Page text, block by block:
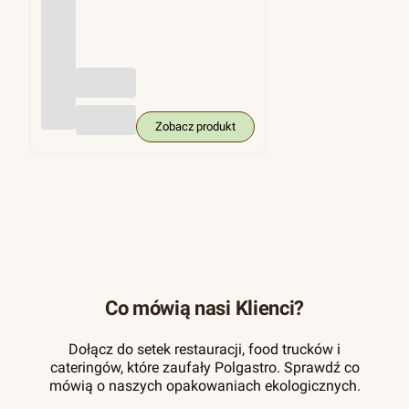
Zobacz produkt
Co mówią nasi Klienci?
Dołącz do setek restauracji, food trucków i
cateringów, które zaufały Polgastro. Sprawdź co
mówią o naszych opakowaniach ekologicznych.